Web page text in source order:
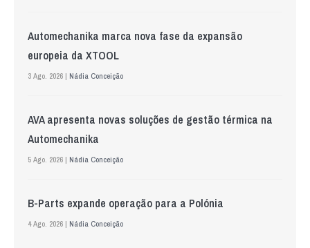
Automechanika marca nova fase da expansão
europeia da XTOOL
3 Ago. 2026 | Nádia Conceição
AVA apresenta novas soluções de gestão térmica na
Automechanika
5 Ago. 2026 | Nádia Conceição
B-Parts expande operação para a Polónia
4 Ago. 2026 | Nádia Conceição